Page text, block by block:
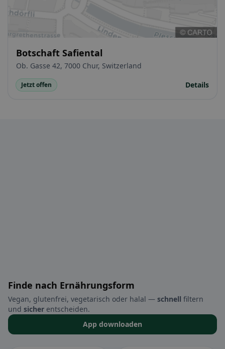
Botschaft Safiental
Ob. Gasse 42, 7000 Chur, Switzerland
Jetzt offen Details
Finde nach Ernährungsform
Vegan, glutenfrei, vegetarisch oder halal — schnell filtern
und sicher entscheiden.
App downloaden